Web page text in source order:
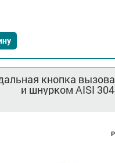
кнопка
и шнурком AISI 304